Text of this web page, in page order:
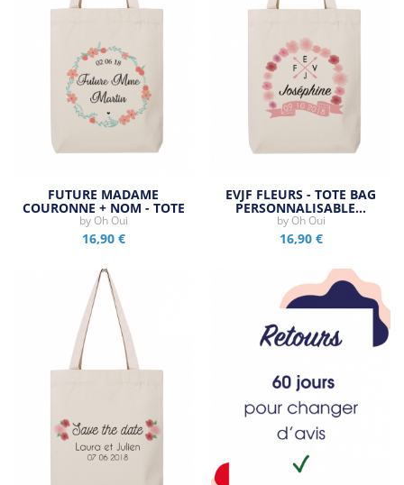
FUTURE MADAME
COURONNE + NOM - TOTE
BAG…
by Oh Oui
16,90 €
EVJF FLEURS - TOTE BAG
PERSONNALISABLE…
by Oh Oui
16,90 €